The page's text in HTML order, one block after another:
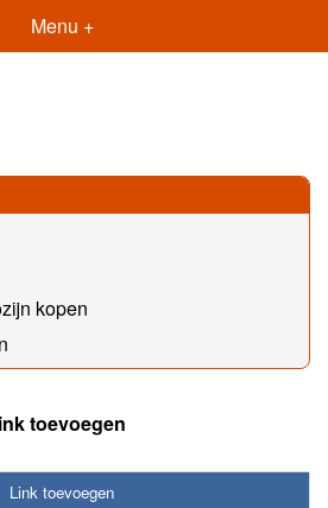
Menu +
kopen
toevoegen
Link toevoegen